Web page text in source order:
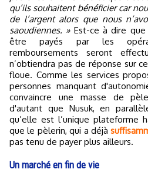
qu’ils souhaitent bénéficier car
de l’argent alors que nous
saoudiennes. »Est-ce à dire que
être payés par les
remboursements seront
n’obtiendra pas de réponse sur
floue. Comme les services
personnes manquant
convaincre une masse de
d'autant que Nusuk, en
qu’elle est l’unique plateforme
que le pèlerin, qui a déjà
pas tenu de payer plus ailleurs.
Un marché en fin de vie